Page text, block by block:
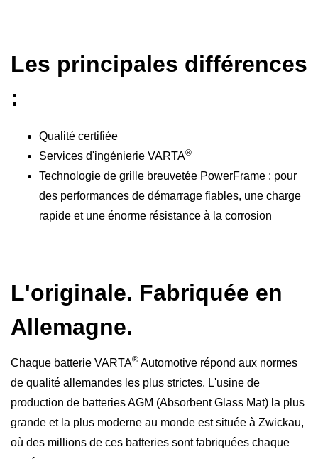
Les principales différences
:
Qualité certifiée
Services d'ingénierie VARTA®
Technologie de grille breuvetée PowerFrame : pour
des performances de démarrage fiables, une charge
rapide et une énorme résistance à la corrosion
L'originale. Fabriquée en
Allemagne.
Chaque batterie VARTA® Automotive répond aux normes
de qualité allemandes les plus strictes. L'usine de
production de batteries AGM (Absorbent Glass Mat) la plus
grande et la plus moderne au monde est située à Zwickau,
où des millions de ces batteries sont fabriquées chaque